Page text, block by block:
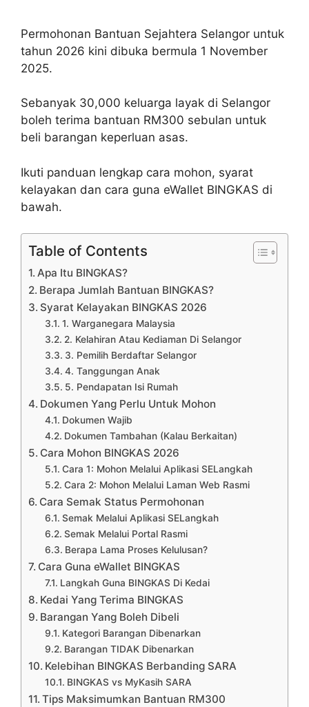
Permohonan Bantuan Sejahtera Selangor untuk
tahun 2026 kini dibuka bermula 1 November
2025.
Sebanyak 30,000 keluarga layak di Selangor
boleh terima bantuan RM300 sebulan untuk
beli barangan keperluan asas.
Ikuti panduan lengkap cara mohon, syarat
kelayakan dan cara guna eWallet BINGKAS di
bawah.
Table of Contents
Apa Itu BINGKAS?
Berapa Jumlah Bantuan BINGKAS?
Syarat Kelayakan BINGKAS 2026
1. Warganegara Malaysia
2. Kelahiran Atau Kediaman Di Selangor
3. Pemilih Berdaftar Selangor
4. Tanggungan Anak
5. Pendapatan Isi Rumah
Dokumen Yang Perlu Untuk Mohon
Dokumen Wajib
Dokumen Tambahan (Kalau Berkaitan)
Cara Mohon BINGKAS 2026
Cara 1: Mohon Melalui Aplikasi SELangkah
Cara 2: Mohon Melalui Laman Web Rasmi
Cara Semak Status Permohonan
Semak Melalui Aplikasi SELangkah
Semak Melalui Portal Rasmi
Berapa Lama Proses Kelulusan?
Cara Guna eWallet BINGKAS
Langkah Guna BINGKAS Di Kedai
Kedai Yang Terima BINGKAS
Barangan Yang Boleh Dibeli
Kategori Barangan Dibenarkan
Barangan TIDAK Dibenarkan
Kelebihan BINGKAS Berbanding SARA
BINGKAS vs MyKasih SARA
Tips Maksimumkan Bantuan RM300